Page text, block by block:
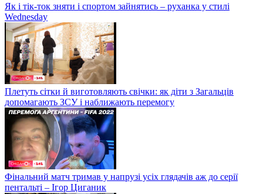
Як і тік-ток зняти і спортом зайнятись – руханка у стилі
Wednesday
Плетуть сітки й виготовляють свічки: як діти з Загальців
допомагають ЗСУ і наближають перемогу
Фінальний матч тримав у напрузі усіх глядачів аж до серії
пентальті – Ігор Циганик